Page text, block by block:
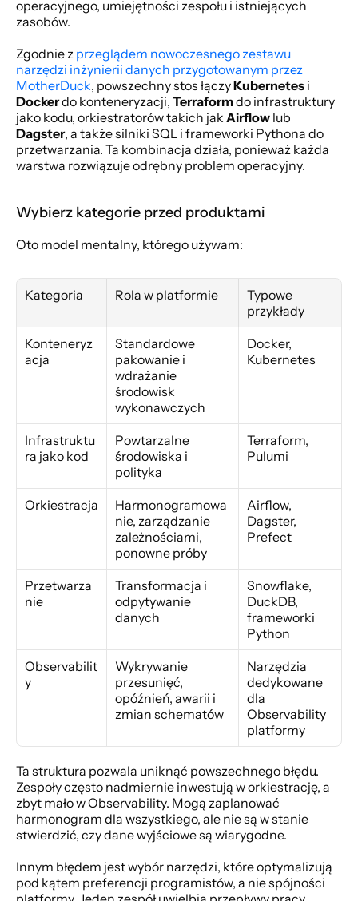
operacyjnego, umiejętności zespołu i istniejących
zasobów.
Zgodnie z przeglądem nowoczesnego zestawu
narzędzi inżynierii danych przygotowanym przez
MotherDuck, powszechny stos łączy Kubernetes
Docker do konteneryzacji, Terraform do infrastruktury
jako kodu, orkiestratorów takich jak Airflow
Dagster, a także silniki SQL i frameworki Pythona do
przetwarzania. Ta kombinacja działa, ponieważ każda
warstwa rozwiązuje odrębny problem operacyjny.
Wybierz kategorie przed produktami
Oto model mentalny, którego używam:
Kategoria Rola w platformie
Typowe
przykłady
Konteneryz
acja
Standardowe
pakowanie i
wdrażanie
środowisk
wykonawczych
Docker,
Kubernetes
Infrastruktu
ra jako kod
Powtarzalne
środowiska i
polityka
Terraform,
Pulumi
Orkiestracja
Harmonogramowa
nie, zarządzanie
zależnościami,
ponowne próby
Airflow,
Dagster,
Prefect
Przetwarza
nie
Transformacja i
odpytywanie
danych
Snowflake,
DuckDB,
frameworki
Python
Observabilit
y
Wykrywanie
przesunięć,
opóźnień, awarii i
zmian schematów
Narzędzia
dedykowane
dla
Observability
platformy
Ta struktura pozwala uniknąć powszechnego błędu.
Zespoły często nadmiernie inwestują w orkiestrację, a
zbyt mało w Observability. Mogą zaplanować
harmonogram dla wszystkiego, ale nie są w stanie
stwierdzić, czy dane wyjściowe są wiarygodne.
Innym błędem jest wybór narzędzi, które optymalizują
pod kątem preferencji programistów, a nie spójności